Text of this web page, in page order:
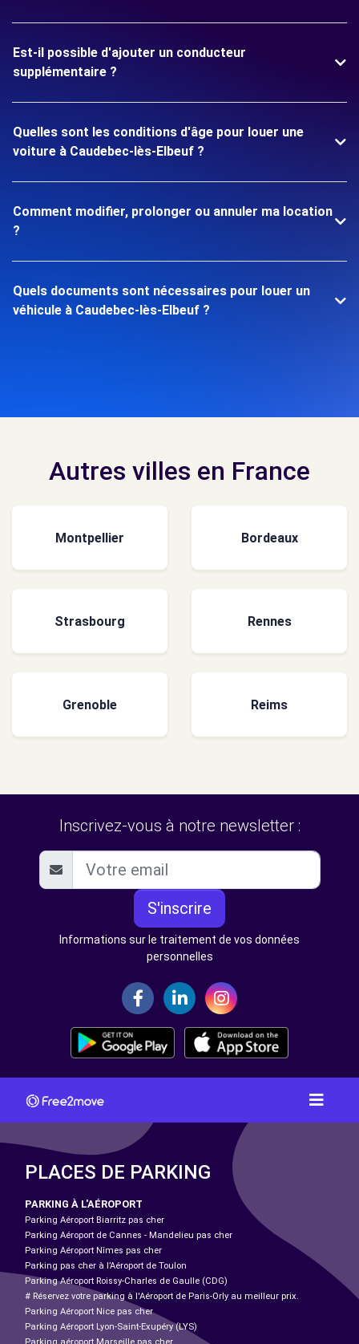
Est-il possible d'ajouter un conducteur
supplémentaire ?
Quelles sont les conditions d'âge pour louer une
voiture à Caudebec-lès-Elbeuf ?
Comment modifier, prolonger ou annuler ma location
?
Quels documents sont nécessaires pour louer un
véhicule à Caudebec-lès-Elbeuf ?
Autres villes en France
Montpellier Bordeaux
Strasbourg Rennes
Grenoble Reims
Inscrivez-vous à notre newsletter :
S'inscrire
Informations sur le traitement de vos données
personnelles
PLACES DE PARKING
PARKING À L'AÉROPORT
Parking Aéroport Biarritz pas cher
Parking Aéroport de Cannes - Mandelieu pas cher
Parking Aéroport Nîmes pas cher
Parking pas cher à l’Aéroport de Toulon
Parking Aéroport Roissy-Charles de Gaulle (CDG)
# Réservez votre parking à l'Aéroport de Paris-Orly au meilleur prix.
Parking Aéroport Nice pas cher
Parking Aéroport Lyon-Saint-Exupéry (LYS)
Parking aéroport Marseille pas cher